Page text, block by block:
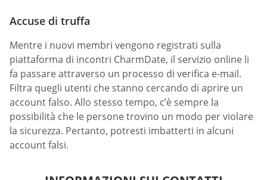
Accuse di truffa
Mentre i nuovi membri vengono registrati sulla
piattaforma di incontri CharmDate, il servizio online li
fa passare attraverso un processo di verifica e-mail.
Filtra quegli utenti che stanno cercando di aprire un
account falso. Allo stesso tempo, c’è sempre la
possibilità che le persone trovino un modo per violare
la sicurezza. Pertanto, potresti imbatterti in alcuni
account falsi.